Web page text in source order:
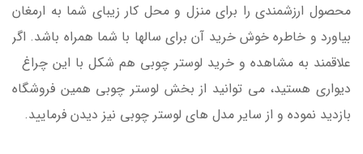
محصول ارزشمندی را برای منزل و محل کار زیبای شما به ارمغان
بیاورد و خاطره خوش خرید آن برای سالها با شما همراه باشد. اگر
علاقمند به مشاهده و خرید لوستر چوبی هم شکل با این چراغ
دیواری هستید، می توانید از بخش لوستر چوبی همین فروشگاه
بازدید نموده و از سایر مدل های لوستر چوبی نیز دیدن فرمایید.